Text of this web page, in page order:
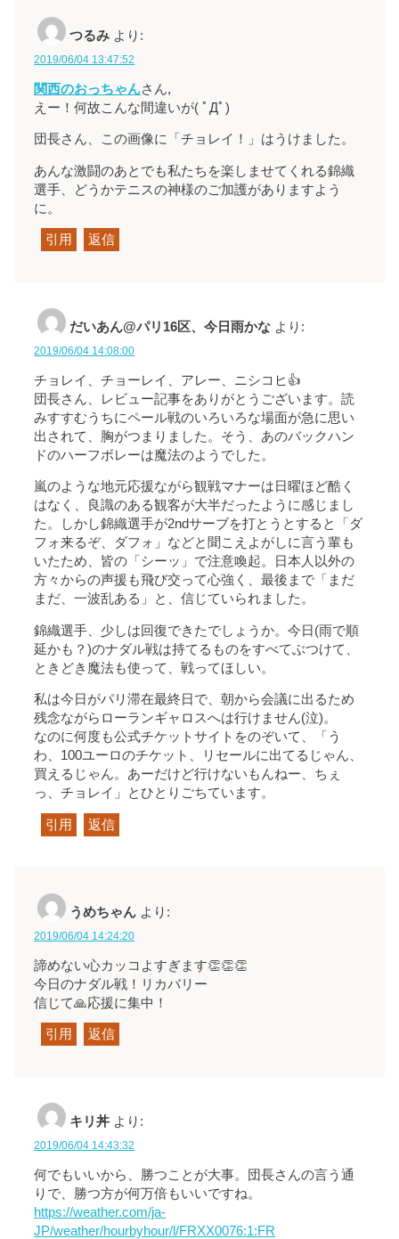
つるみ より:
2019/06/04 13:47:52
関西のおっちゃんさん,
えー！何故こんな間違いが( ﾟДﾟ)
団長さん、この画像に「チョレイ！」はうけました。
あんな激闘のあとでも私たちを楽しませてくれる錦織
選手、どうかテニスの神様のご加護がありますよう
に。
引用 返信
だいあん@パリ16区、今日雨かな より:
2019/06/04 14:08:00
チョレイ、チョーレイ、アレー、ニシコヒ👍
団長さん、レビュー記事をありがとうございます。読
みすすむうちにペール戦のいろいろな場面が急に思い
出されて、胸がつまりました。そう、あのバックハン
ドのハーフボレーは魔法のようでした。
嵐のような地元応援ながら観戦マナーは日曜ほど酷く
はなく、良識のある観客が大半だったように感じまし
た。しかし錦織選手が2ndサーブを打とうとすると「ダ
フォ来るぞ、ダフォ」などと聞こえよがしに言う輩も
いたため、皆の「シーッ」で注意喚起。日本人以外の
方々からの声援も飛び交って心強く、最後まで「まだ
まだ、一波乱ある」と、信じていられました。
錦織選手、少しは回復できたでしょうか。今日(雨で順
延かも？)のナダル戦は持てるものをすべてぶつけて、
ときどき魔法も使って、戦ってほしい。
私は今日がパリ滞在最終日で、朝から会議に出るため
残念ながらローランギャロスへは行けません(泣)。
なのに何度も公式チケットサイトをのぞいて、「う
わ、100ユーロのチケット、リセールに出てるじゃん、
買えるじゃん。あーだけど行けないもんねー、ちぇ
っ、チョレイ」とひとりごちています。
引用 返信
うめちゃん より:
2019/06/04 14:24:20
諦めない心カッコよすぎます👏👏👏
今日のナダル戦！リカバリー
信じて🙏応援に集中！
引用 返信
キリ丼 より:
2019/06/04 14:43:32
何でもいいから、勝つことが大事。団長さんの言う通
りで、勝つ方が何万倍もいいですね。
https://weather.com/ja-
JP/weather/hourbyhour/l/FRXX0076:1:FR